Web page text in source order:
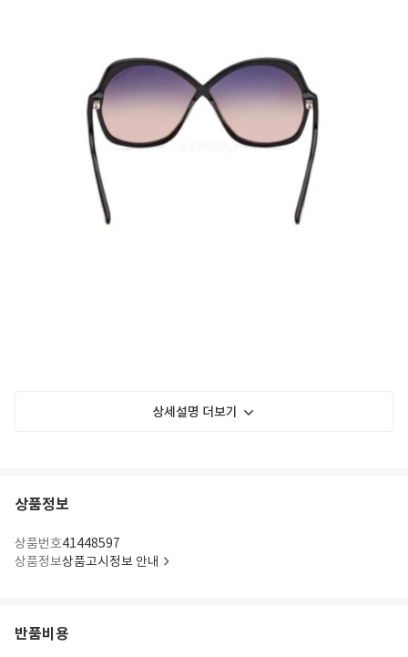
상세설명 더보기
상품정보
상품번호41448597
상품정보상품고시정보 안내
반품비용